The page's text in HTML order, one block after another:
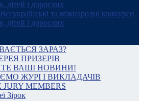
ЗАРАЗ?
ПРИЗЕРІВ
ВАШІ НОВИНИ!
ЖУРІ І ВИКЛАДАЧІВ
MEMBERS
Зірок